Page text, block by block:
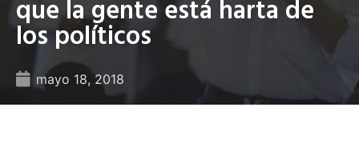
que la gente está harta de
los políticos
mayo 18, 2018